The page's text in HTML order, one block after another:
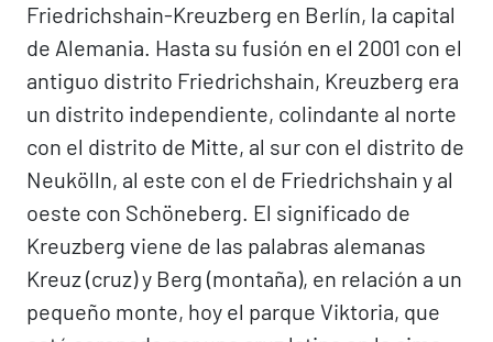
Friedrichshain-Kreuzberg en Berlín, la capital
de Alemania. Hasta su fusión en el 2001 con el
antiguo distrito Friedrichshain, Kreuzberg era
un distrito independiente, colindante al norte
con el distrito de Mitte, al sur con el distrito de
Neukölln, al este con el de Friedrichshain y al
oeste con Schöneberg. El significado de
Kreuzberg viene de las palabras alemanas
Kreuz (cruz) y Berg (montaña), en relación a un
pequeño monte, hoy el parque Viktoria, que